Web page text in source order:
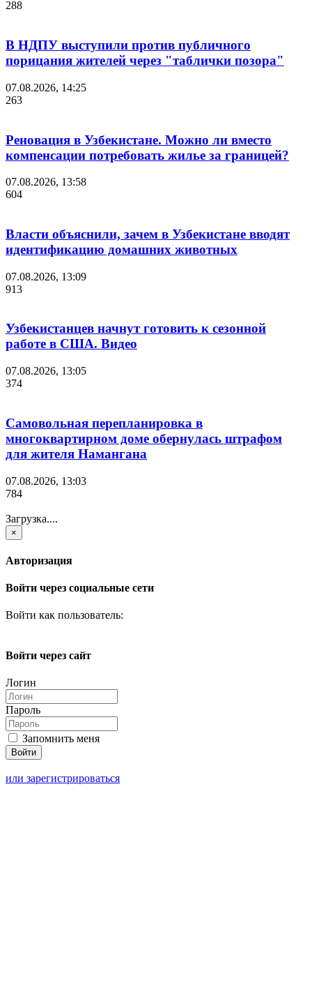
288
В НДПУ выступили против публичного
порицания жителей через "таблички позора"
07.08.2026, 14:25
263
Реновация в Узбекистане. Можно ли вместо
компенсации потребовать жилье за границей?
07.08.2026, 13:58
604
Власти объяснили, зачем в Узбекистане вводят
идентификацию домашних животных
07.08.2026, 13:09
913
Узбекистанцев начнут готовить к сезонной
работе в США. Видео
07.08.2026, 13:05
374
Самовольная перепланировка в
многоквартирном доме обернулась штрафом
для жителя Намангана
07.08.2026, 13:03
784
Загрузка....
×
Авторизация
Войти через социальные сети
Войти как пользователь:
Войти через сайт
Логин
Пароль
Запомнить меня
или зарегистрироваться